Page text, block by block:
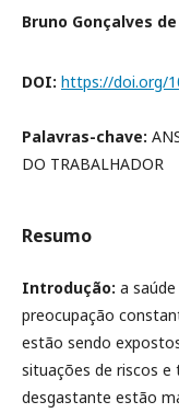
Bruno Gonçalves
DOI: https://doi.org/
Palavras-chave:
DO TRABALHADOR
Resumo
Introdução: a
preocupação
estão sendo
situações de riscos
desgastante estão